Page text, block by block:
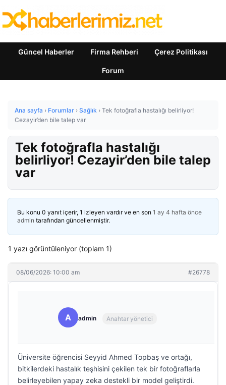
Güncel Haberler Firma Rehberi Çerez Politikası
Forum
Ana sayfa › Forumlar › Sağlık › Tek fotoğrafla hastalığı belirliyor!
Cezayir’den bile talep var
Tek fotoğrafla hastalığı
belirliyor! Cezayir’den bile talep
var
Bu konu 0 yanıt içerir, 1 izleyen vardır ve en son 1 ay 4 hafta önce
admin tarafından güncellenmiştir.
1 yazı görüntüleniyor (toplam 1)
08/06/2026: 10:00 am #26778
A admin Anahtar yönetici
Üniversite öğrencisi Seyyid Ahmed Topbaş ve ortağı,
bitkilerdeki hastalık teşhisini çekilen tek bir fotoğraflarla
belirleyebilen yapay zeka destekli bir model geliştirdi.